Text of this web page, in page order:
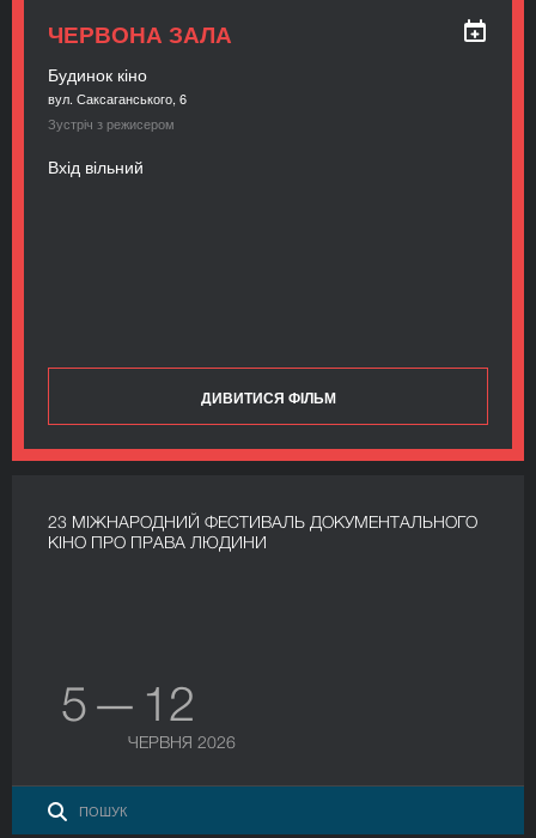
ЧЕРВОНА ЗАЛА
Будинок кіно
вул. Саксаганського, 6
Зустріч з режисером
Вхід вільний
ДИВИТИСЯ ФІЛЬМ
23 МІЖНАРОДНИЙ ФЕСТИВАЛЬ ДОКУМЕНТАЛЬНОГО
КІНО ПРО ПРАВА ЛЮДИНИ
5 — 12
ЧЕРВНЯ 2026